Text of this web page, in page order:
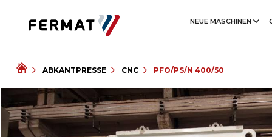
NEUE MASCHINEN
ABKANTPRESSE CNC PFO/PS/N 400/50